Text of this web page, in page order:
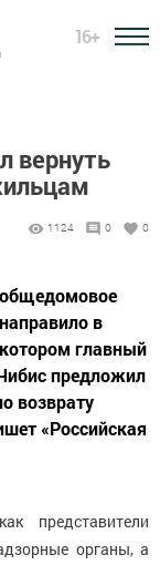
16+
вернуть
1124 0 0
общедомовое
в
главный
предложил
возврату
«Российская
представители
органы, а